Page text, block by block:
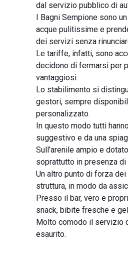
dal servizio pubblico di
I Bagni Sempione sono
acque pulitissime e
dei servizi senza
Le tariffe, infatti, sono
decidono di fermarsi per
vantaggiosi.
Lo stabilimento si
gestori, sempre
personalizzato.
In questo modo tutti
suggestivo e da una
Sull'arenile ampio e
soprattutto in presenza di
Un altro punto di forza
struttura, in modo da
Presso il bar, vero e
snack, bibite fresche e
Molto comodo il servizio
esaurito.